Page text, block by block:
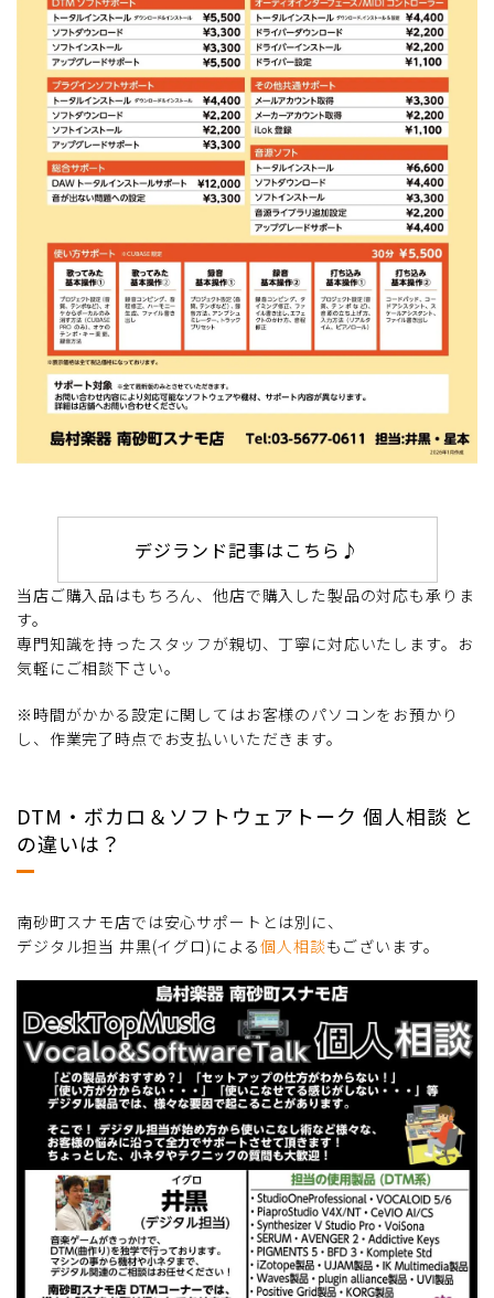
デジランド記事はこちら♪
当店ご購入品はもちろん、他店で購入した製品の対応も承りま
す。
専門知識を持ったスタッフが親切、丁寧に対応いたします。お
気軽にご相談下さい。
※時間がかかる設定に関してはお客様のパソコンをお預かり
し、作業完了時点でお支払いいただきます。
DTM・ボカロ＆ソフトウェアトーク 個人相談 と
の違いは？
南砂町スナモ店では安心サポートとは別に、
デジタル担当 井黒(イグロ)による個人相談もございます。